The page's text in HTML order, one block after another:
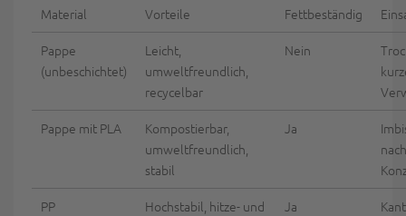
Material
Vorteile Fettbeständig
Pappe
(unbeschichtet)
Leicht,
umweltfreundlich,
recycelbar
Nein
Pappe mit PLA
Kompostierbar,
umweltfreundlich,
stabil
Ja
PP
Hochstabil, hitze- und
Ja